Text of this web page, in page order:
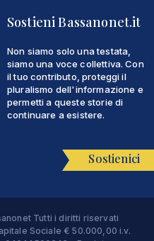
Sostieni Bassanonet.it
Non siamo solo una testata,
siamo una voce collettiva. Con
il tuo contributo, proteggi il
pluralismo dell'informazione e
permetti a queste storie di
continuare a esistere.
Sostienici
Tutti i diritti riservati
Sociale € 50.000,00 i.v.